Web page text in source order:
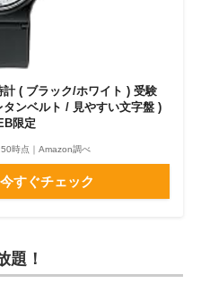
( ブラック/ホワイト ) 受験
ンベルト / 見やすい文字盤 )
限定
時点｜Amazon調べ
すぐチェック
題！